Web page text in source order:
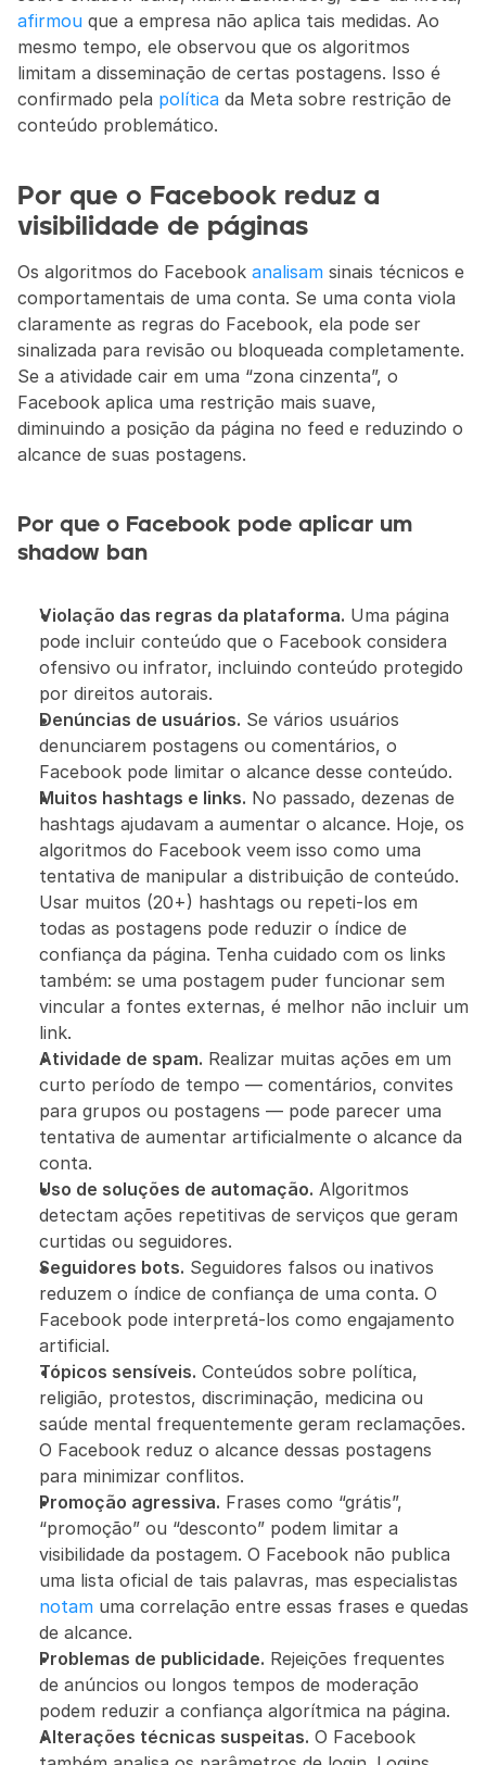
afirmou que a empresa não aplica tais medidas. Ao
mesmo tempo, ele observou que os algoritmos
limitam a disseminação de certas postagens. Isso é
confirmado pela política da Meta sobre restrição de
conteúdo problemático.
Por que o Facebook reduz a
visibilidade de páginas
Os algoritmos do Facebook analisam sinais técnicos e
comportamentais de uma conta. Se uma conta viola
claramente as regras do Facebook, ela pode ser
sinalizada para revisão ou bloqueada completamente.
Se a atividade cair em uma “zona cinzenta”, o
Facebook aplica uma restrição mais suave,
diminuindo a posição da página no feed e reduzindo o
alcance de suas postagens.
Por que o Facebook pode aplicar um
shadow ban
Violação das regras da plataforma. Uma página
pode incluir conteúdo que o Facebook considera
ofensivo ou infrator, incluindo conteúdo protegido
por direitos autorais.
Denúncias de usuários. Se vários usuários
denunciarem postagens ou comentários, o
Facebook pode limitar o alcance desse conteúdo.
Muitos hashtags e links. No passado, dezenas de
hashtags ajudavam a aumentar o alcance. Hoje, os
algoritmos do Facebook veem isso como uma
tentativa de manipular a distribuição de conteúdo.
Usar muitos (20+) hashtags ou repeti-los em
todas as postagens pode reduzir o índice de
confiança da página. Tenha cuidado com os links
também: se uma postagem puder funcionar sem
vincular a fontes externas, é melhor não incluir um
link.
Atividade de spam. Realizar muitas ações em um
curto período de tempo — comentários, convites
para grupos ou postagens — pode parecer uma
tentativa de aumentar artificialmente o alcance da
conta.
Uso de soluções de automação. Algoritmos
detectam ações repetitivas de serviços que geram
curtidas ou seguidores.
Seguidores bots. Seguidores falsos ou inativos
reduzem o índice de confiança de uma conta. O
Facebook pode interpretá-los como engajamento
artificial.
Tópicos sensíveis. Conteúdos sobre política,
religião, protestos, discriminação, medicina ou
saúde mental frequentemente geram reclamações.
O Facebook reduz o alcance dessas postagens
para minimizar conflitos.
Promoção agressiva. Frases como “grátis”,
“promoção” ou “desconto” podem limitar a
visibilidade da postagem. O Facebook não publica
notam uma correlação entre essas frases e quedas
de alcance.
Problemas de publicidade. Rejeições frequentes
de anúncios ou longos tempos de moderação
podem reduzir a confiança algorítmica na página.
Alterações técnicas suspeitas. O Facebook